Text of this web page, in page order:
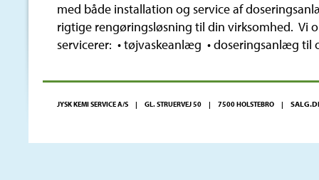
med både installation og service af
rigtige rengøringsløsning til din virksomhed. Vi
servicerer: • tøjvaskeanlæg • doseringsanlæg til
JYSK KEMI SERVICE A/S | GL. STRUERVEJ 50 | 7500 HOLSTEBRO |